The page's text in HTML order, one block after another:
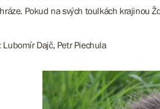
Pokud na svých toulkách krajinou
Dajč, Petr Piechula